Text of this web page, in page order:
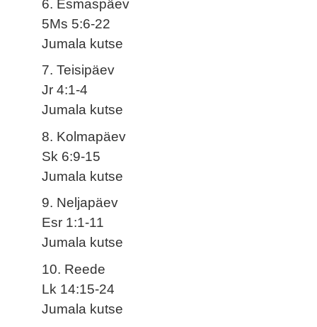
6. Esmaspäev
5Ms 5:6-22
Jumala kutse
7. Teisipäev
Jr 4:1-4
Jumala kutse
8. Kolmapäev
Sk 6:9-15
Jumala kutse
9. Neljapäev
Esr 1:1-11
Jumala kutse
10. Reede
Lk 14:15-24
Jumala kutse